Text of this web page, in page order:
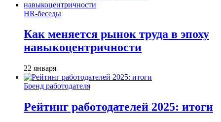
HR-беседы
Как меняется рынок труда в эпоху
навыкоцентричности
22 января
Бренд работодателя
Рейтинг работодателей 2025: итоги